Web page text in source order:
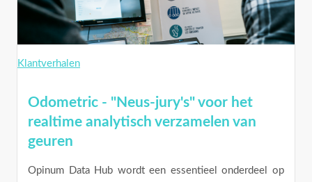
Klantverhalen
Odometric - "Neus-jury's" voor het
realtime analytisch verzamelen van
geuren
Opinum Data Hub wordt een essentieel onderdeel op